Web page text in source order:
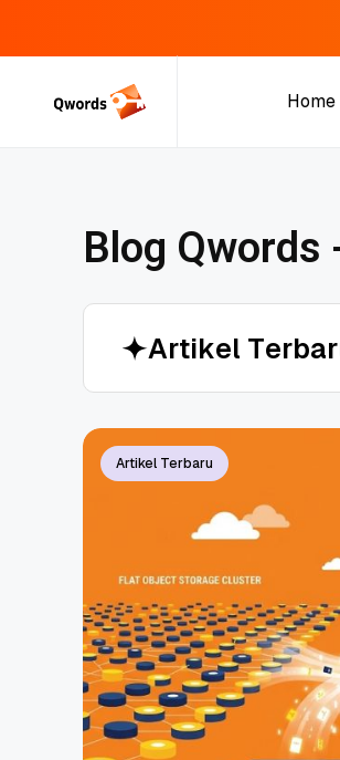
Home
Blog Qwords
Artikel Terbar
Artikel Terbaru